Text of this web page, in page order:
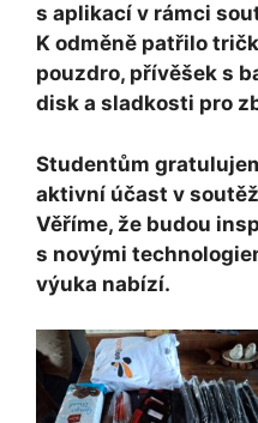
s aplikací v rámci
K odměně patřilo
pouzdro, přívěšek s
disk a sladkosti pro
Studentům
aktivní účast v
Věříme, že budou
s novými
výuka nabízí.